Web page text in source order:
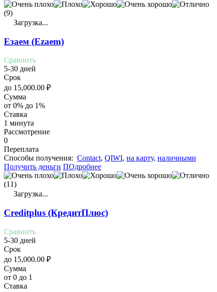
(9)
Загрузка...
Езаем (Ezaem)
Сравнить
5-30 дней
Срок
до 15,000.00 ₽
Сумма
от 0% до 1%
Ставка
1 минута
Рассмотрение
0
Переплата
Cпособы получения: Contact, QIWI, на карту, наличными
Получить деньги ПОдробнее
(11)
Загрузка...
Creditplus (КредитПлюс)
Сравнить
5-30 дней
Срок
до 15,000.00 ₽
Сумма
от 0 до 1
Ставка